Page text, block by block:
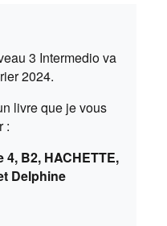
3 Intermedio va
2024.
livre que je vous
:
B2, HACHETTE,
Delphine